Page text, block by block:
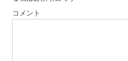
ョ
ン
コメント